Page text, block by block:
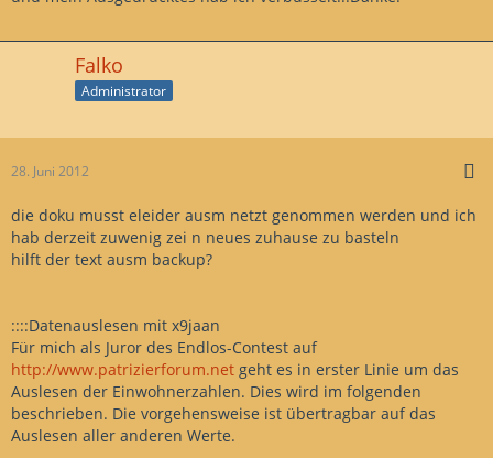
Falko
Administrator
28. Juni 2012
die doku musst eleider ausm netzt genommen werden und ich
hab derzeit zuwenig zei n neues zuhause zu basteln
hilft der text ausm backup?
::::Datenauslesen mit x9jaan
Für mich als Juror des Endlos-Contest auf
http://www.patrizierforum.net geht es in erster Linie um das
Auslesen der Einwohnerzahlen. Dies wird im folgenden
beschrieben. Die vorgehensweise ist übertragbar auf das
Auslesen aller anderen Werte.